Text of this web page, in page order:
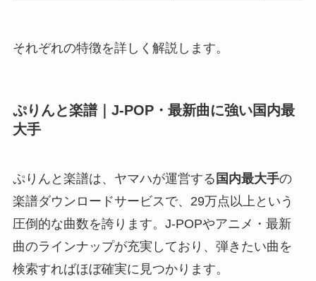
それぞれの特徴を詳しく解説します。
ぷりんと楽譜｜J-POP・最新曲に強い国内最
大手
ぷりんと楽譜は、ヤマハが運営する 国内最大手の
楽譜ダウンロードサービスで、29万点以上という
圧倒的な曲数を誇ります。J-POPやアニメ・最新
曲のラインナップが充実しており、弾きたい曲を
検索すればほぼ確実に見つかります。